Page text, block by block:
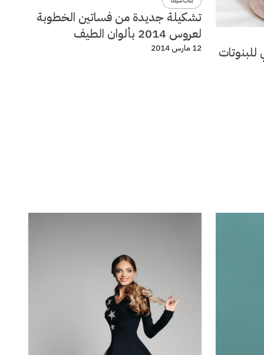
تشكيلة جديدة من فساتين الخطوبة
لعروس 2014 بألوان الطيف
12 مارس 2014